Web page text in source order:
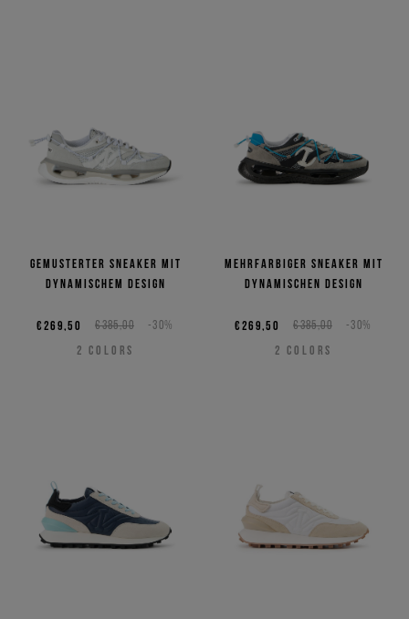
Gemusterter Sneaker mit
dynamischem Design
€385,00 -30%
€269,50
2 COLORS
Mehrfarbiger Sneaker mit
dynamischen Design
€385,00 -30%
€269,50
2 COLORS